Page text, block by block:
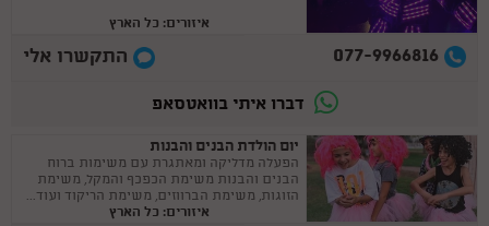
איזורים: כל הארץ
077-9966816 התקשרו אלי
דברו איתי בוואטסאפ
יום הולדת הבנים והבנות
הפעלה מדליקה ומאתגרת עם משימות ברוח
הבנים והבנות משימת הכפכף והמקל, משימת
הזוגות, משימת הברווזים, משימת הריקוד ועוד...
איזורים: כל הארץ